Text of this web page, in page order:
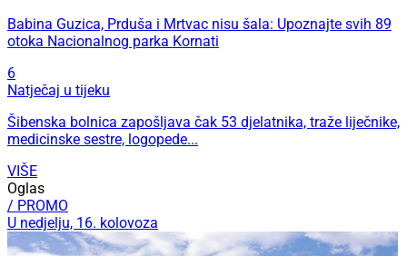
Babina Guzica, Prduša i Mrtvac nisu šala: Upoznajte svih 89
otoka Nacionalnog parka Kornati
6
Natječaj u tijeku
Šibenska bolnica zapošljava čak 53 djelatnika, traže liječnike,
medicinske sestre, logopede...
VIŠE
Oglas
/ PROMO
U nedjelju, 16. kolovoza